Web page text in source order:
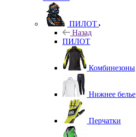
ПИЛОТ
Назад
ПИЛОТ
Комбинезоны
Нижнее белье
Перчатки